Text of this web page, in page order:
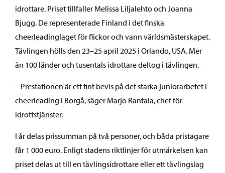
idrottare. Priset tillfaller Melissa Liljalehto och Joanna
Bjugg. De representerade Finland i det finska
cheerleadinglaget för flickor och vann världsmästerskapet.
Tävlingen hölls den 23–25 april 2025 i Orlando, USA. Mer
än 100 länder och tusentals idrottare deltog i tävlingen.
– Prestationen är ett fint bevis på det starka juniorarbetet i
cheerleading i Borgå, säger Marjo Rantala, chef för
idrottstjänster.
I år delas prissumman på två personer, och båda pristagare
får 1 000 euro. Enligt stadens riktlinjer för utmärkelsen kan
priset delas ut till en tävlingsidrottare eller ett tävlingslag